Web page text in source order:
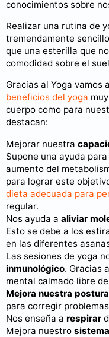
conocimientos sobre
Realizar una rutina de
tremendamente
que una esterilla que
comodidad sobre el
Gracias al Yoga vamos
beneficios del yoga
cuerpo como para
destacan:
Mejorar nuestra
Supone una ayuda para
aumento del
para lograr este
dieta adecuada para
regular.
Nos ayuda a aliviar
Esto se debe a los
en las diferentes
Las sesiones de yoga
inmunológico. Gracias
mental calmado libre
Mejora nuestra
para corregir
Nos enseña a respirar
Mejora nuestro